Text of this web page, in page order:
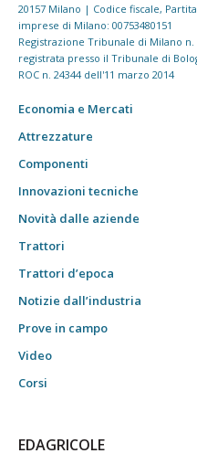
20157 Milano | Codice fiscale,
imprese di Milano: 00753480151
Registrazione Tribunale di Milano
registrata presso il Tribunale di
ROC n. 24344 dell'11 marzo 2014
Economia e Mercati
Attrezzature
Componenti
Innovazioni tecniche
Novità dalle aziende
Trattori
Trattori d’epoca
Notizie dall’industria
Prove in campo
Video
Corsi
EDAGRICOLE